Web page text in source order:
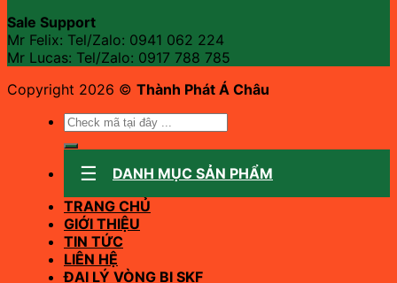
Sale Support
Mr Felix: Tel/Zalo: 0941 062 224
Mr Lucas: Tel/Zalo: 0917 788 785
Copyright 2026 © Thành Phát Á Châu
Tìm
kiếm:
DANH MỤC SẢN PHẨM
TRANG CHỦ
GIỚI THIỆU
TIN TỨC
LIÊN HỆ
ĐẠI LÝ VÒNG BI SKF